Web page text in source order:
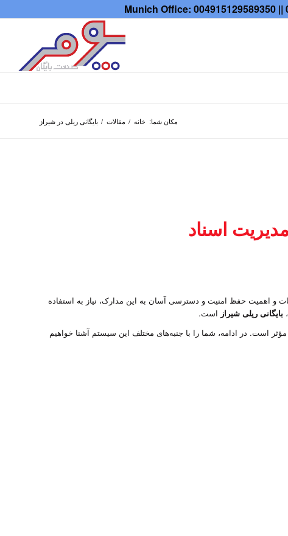
مکان شما: خانه / مقالات / بایگانی ریلی در شیراز
اسناد
و اهمیت حفظ امنیت و دسترسی آسان به این مدارک، نیاز به استفاده
بایگانی ریلی شیراز است.
است. در ادامه، شما را با جنبه‌های مختلف این سیستم آشنا خواهیم